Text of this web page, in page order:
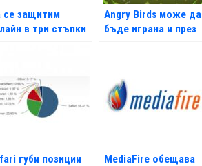
се защитим
в три стъпки
Angry Birds може да
бъде играна и през
губи позиции
MediaFire обещава